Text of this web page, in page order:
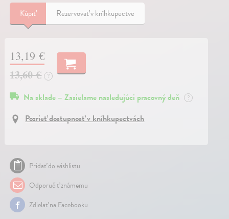
Kúpiť Rezervovať v kníhkupectve
13,19 €
13,60 €
?
Na sklade – Zasielame nasledujúci pracovný deň ?
Pozrieť dostupnosť v kníhkupectvách
Pridať do wishlistu
Odporučiť známemu
Zdielať na Facebooku